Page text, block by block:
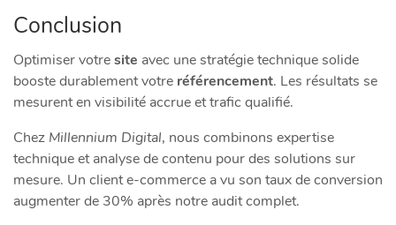
Conclusion
Optimiser votresite avec une stratégie technique solide
booste durablement votre référencement. Les résultats se
mesurent en visibilité accrue et trafic qualifié.
Chez Millennium Digital, nous combinons expertise
technique et analyse de contenu pour des solutions sur
mesure. Un client e-commerce a vu son taux de conversion
augmenter de 30% après notre audit complet.